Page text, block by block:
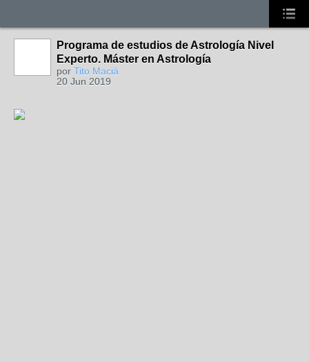
Programa de estudios de Astrología Nivel
Experto. Máster en Astrología
por Tito Maciá
20 Jun 2019